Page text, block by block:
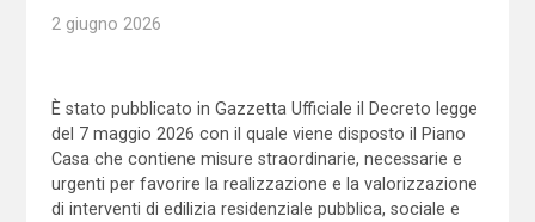
2 giugno 2026
È stato pubblicato in Gazzetta Ufficiale il Decreto legge
del 7 maggio 2026 con il quale viene disposto il Piano
Casa che contiene misure straordinarie, necessarie e
urgenti per favorire la realizzazione e la valorizzazione
di interventi di edilizia residenziale pubblica, sociale e